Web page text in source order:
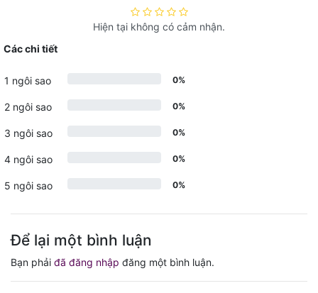
Hiện tại không có cảm nhận.
Các chi tiết
1 ngôi sao 0%
2 ngôi sao 0%
3 ngôi sao 0%
4 ngôi sao 0%
5 ngôi sao 0%
Để lại một bình luận
Bạn phải đã đăng nhập đăng một bình luận.